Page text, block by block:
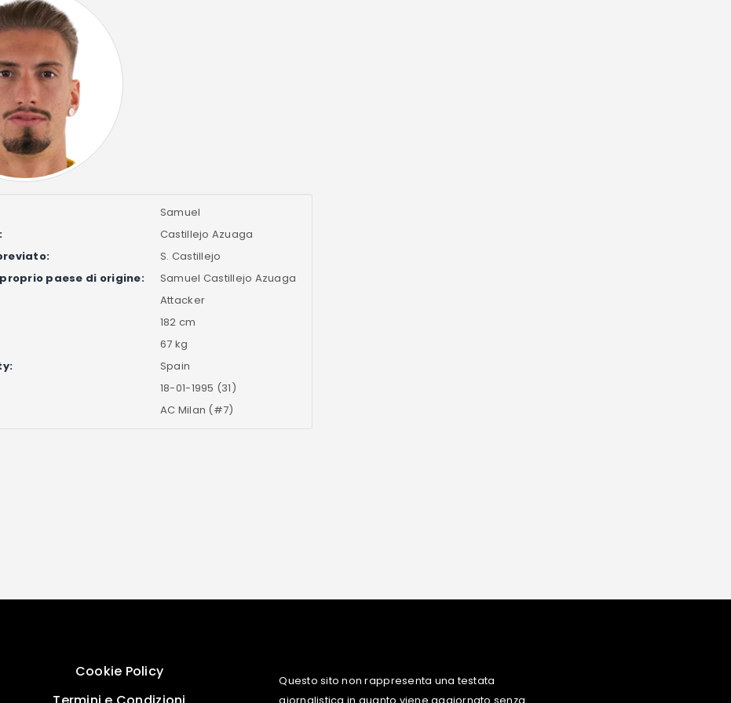
Samuel
Castillejo Azuaga
S. Castillejo
paese di origine:
Samuel Castillejo Azuaga
Attacker
182 cm
67 kg
Spain
18-01-1995 (31)
AC Milan (#7)
Cookie Policy
Questo sito non rappresenta una testata